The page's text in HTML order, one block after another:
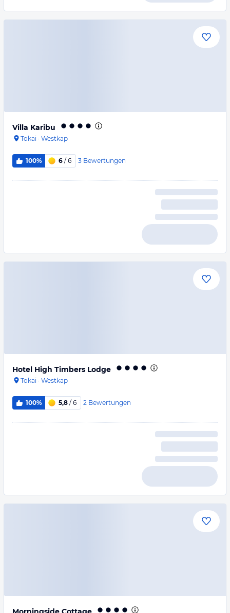
Villa Karibu
Tokai · Westkap
100% 6 / 6 3 Bewertungen
Hotel High Timbers Lodge
Tokai · Westkap
100% 5,8 / 6 2 Bewertungen